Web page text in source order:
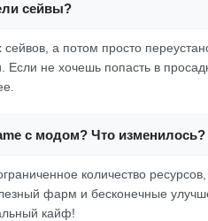
сейвы?
а потом просто
не хочешь попасть в
с модом? Что изменилось?
количество
фарм и бесконечные
кайф!